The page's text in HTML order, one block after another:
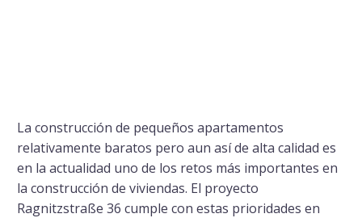
La construcción de pequeños apartamentos
relativamente baratos pero aun así de alta calidad es
en la actualidad uno de los retos más importantes en
la construcción de viviendas. El proyecto
Ragnitzstraße 36 cumple con estas prioridades en